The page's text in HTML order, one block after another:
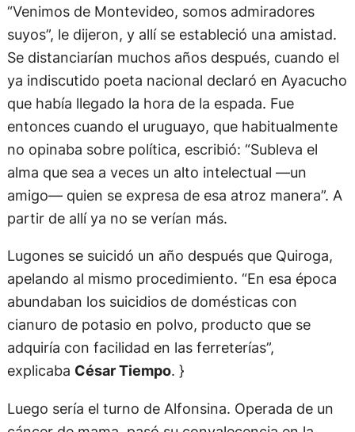
“Venimos de Montevideo, somos admiradores
suyos”, le dijeron, y allí se estableció una amistad.
Se distanciarían muchos años después, cuando el
ya indiscutido poeta nacional declaró en Ayacucho
que había llegado la hora de la espada. Fue
entonces cuando el uruguayo, que habitualmente
no opinaba sobre política, escribió: “Subleva el
alma que sea a veces un alto intelectual —un
amigo— quien se expresa de esa atroz manera”. A
partir de allí ya no se verían más.
Lugones se suicidó un año después que Quiroga,
apelando al mismo procedimiento. “En esa época
abundaban los suicidios de domésticas con
cianuro de potasio en polvo, producto que se
adquiría con facilidad en las ferreterías”,
explicaba César Tiempo. }
Luego sería el turno de Alfonsina. Operada de un